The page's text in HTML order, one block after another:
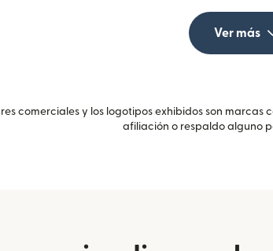
Ver más
comerciales y los logotipos exhibidos son
afiliación o respaldo alguno